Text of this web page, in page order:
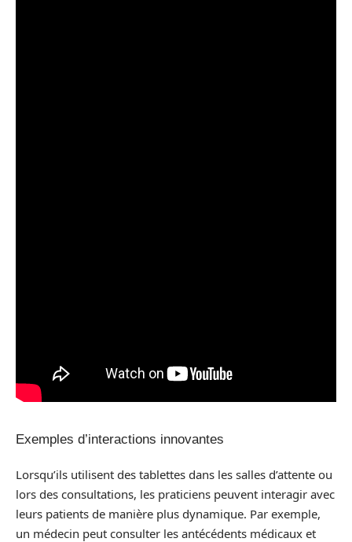
Exemples d’interactions innovantes
Lorsqu’ils utilisent des tablettes dans les salles d’attente ou
lors des consultations, les praticiens peuvent interagir avec
leurs patients de manière plus dynamique. Par exemple,
un médecin peut consulter les antécédents médicaux et